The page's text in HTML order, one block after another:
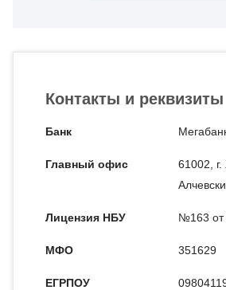
Контакты и
Банк
Главный офис
61002, г.
Лицензия НБУ №163 от
МФО 351629
ЕГРПОУ